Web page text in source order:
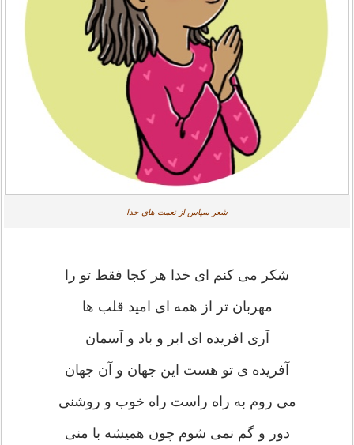
شعر سپاس از نعمت های خدا
شکر می کنم ای خدا هر کجا فقط تو را
مهربان تر از همه ای امید قلب ها
آری افریده ای ابر و باد و آسمان
آفریده ی تو هست این جهان و آن جهان
می روم به راه راست راه خوب و روشنی
دور و گم نمی شوم چون همیشه با منی